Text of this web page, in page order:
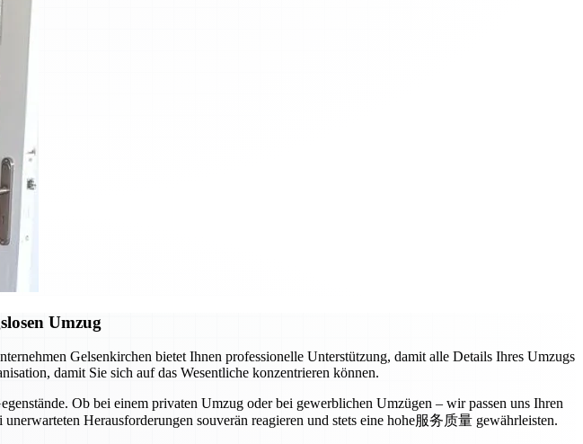
Umzug
Gelsenkirchen bietet Ihnen professionelle Unterstützung, damit alle Details Ihres Umzugs
damit Sie sich auf das Wesentliche konzentrieren können.
Ob bei einem privaten Umzug oder bei gewerblichen Umzügen – wir passen uns Ihren
Herausforderungen souverän reagieren und stets eine hohe服务质量 gewährleisten.